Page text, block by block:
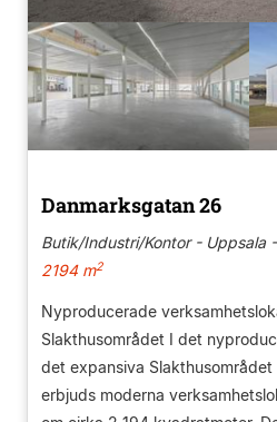
Danmarksgatan 26
Butik/Industri/Kontor - Uppsala
2194 m2
Nyproducerade
Slakthusområdet I det
det expansiva Slakthusområdet
erbjuds moderna